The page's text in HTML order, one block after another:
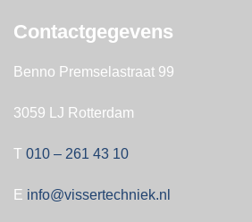
Contactgegevens
Benno Premselastraat 99
3059 LJ Rotterdam
T 010 – 261 43 10
E info@vissertechniek.nl